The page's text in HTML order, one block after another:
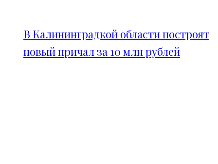
В Калининградкой области построят
новый причал за 10 млн рублей